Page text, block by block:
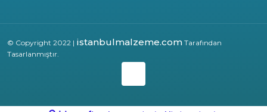
© Copyright 2022 | istanbulmalzeme.com Tarafından
Tasarlanmıştır.